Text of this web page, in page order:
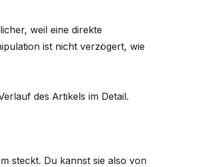
weil eine direkte
ist nicht verzögert, wie
des Artikels im Detail.
steckt. Du kannst sie also von